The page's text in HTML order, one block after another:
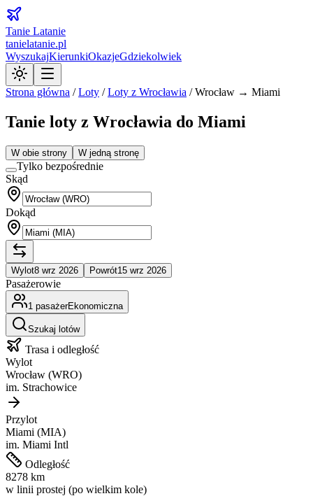
Tanie Latanie
tanielatanie.pl
WyszukajKierunkiOkazjeGdziekolwiek
Strona główna /Loty /Loty z Wrocławia /Wrocław → Miami
Tanie loty z Wrocławia do Miami
W obie strony W jedną stronę
Tylko bezpośrednie
Skąd
Dokąd
Wylot8 wrz 2026 Powrót15 wrz 2026
Pasażerowie
1 pasażerEkonomiczna
Szukaj lotów
Trasa i odległość
Wylot
Wrocław (WRO)
im. Strachowice
Przylot
Miami (MIA)
im. Miami Intl
Odległość
8278 km
w linii prostej (po wielkim kole)